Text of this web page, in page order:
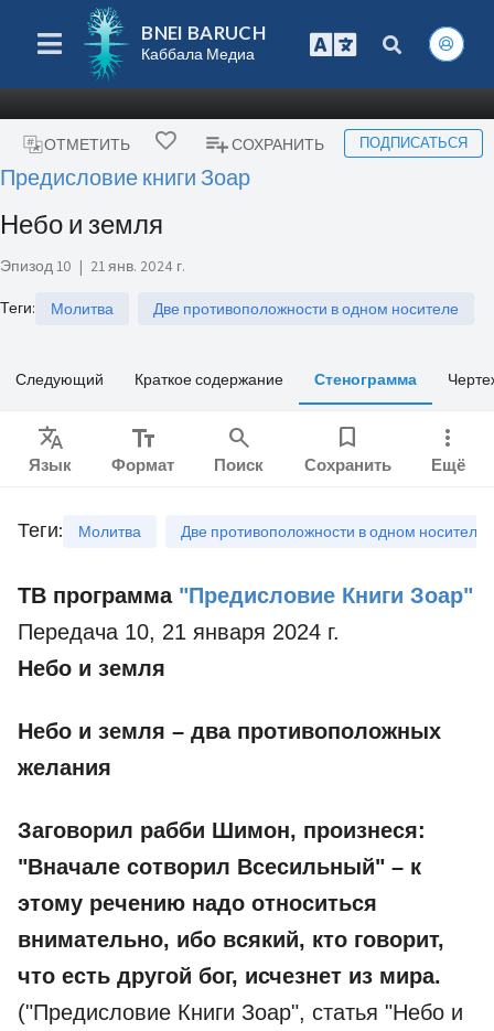
BNEI BARUCH
Каббала Медиа
ОТМЕТИТЬ СОХРАНИТЬ ПОДПИСАТЬСЯ
Предисловие книги Зоар
Небо и земля
Эпизод 10 | 21 янв. 2024 г.
Теги: Молитва Две противоположности в одном носителе
Следующий Краткое содержание Стенограмма
Translate
Язык
text_fields
Формат
search
Поиск
bookmark
Сохранить
more_vert
Ещё
Теги: Молитва Две противоположности в одном носителе
ТВ программа "Предисловие Книги Зоар"
Передача 10, 21 января 2024 г.
Небо и земля
Небо и земля – два противоположных
желания
Заговорил рабби Шимон, произнеся:
"Вначале сотворил Всесильный" – к
этому речению надо относиться
внимательно, ибо всякий, кто говорит,
что есть другой бог, исчезнет из мира.
("Предисловие Книги Зоар", статья "Небо и